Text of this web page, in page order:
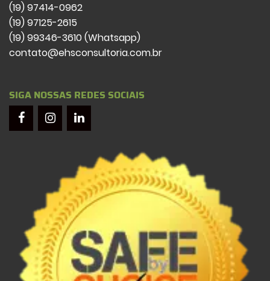
(19) 97414-0962
(19) 97125-2615
(19) 99346-3610 (Whatsapp)
contato@ehsconsultoria.com.br
SIGA NOSSAS REDES SOCIAIS